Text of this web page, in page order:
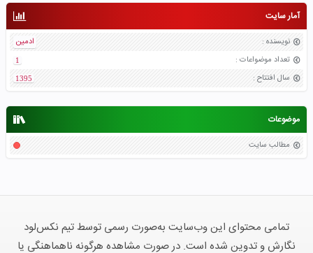
آمار سایت
نویسنده :
ادمین
تعداد موضواعات :
1
سال افتتاح :
1395
موضوعات
مطالب سایت
تمامی محتوای این وب‌سایت به‌صورت رسمی توسط تیم نکس‌لود
نگارش و تدوین شده است. در صورت مشاهده هرگونه ناهماهنگی یا